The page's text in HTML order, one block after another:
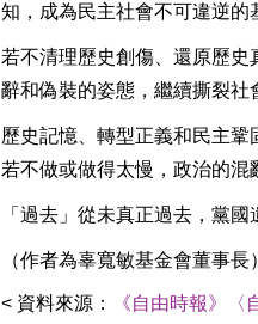
知，成為民主社會不可違逆的
若不清理歷史創傷、還原歷
辭和偽裝的姿態，繼續撕裂社
歷史記憶、轉型正義和民主
若不做或做得太慢，政治的混
「過去」從未真正過去，黨
（作者為辜寬敏基金會董事長）
< 資料來源： 《自由時報》〈